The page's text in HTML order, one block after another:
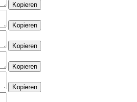
Kopieren
Kopieren
Kopieren
Kopieren
Kopieren